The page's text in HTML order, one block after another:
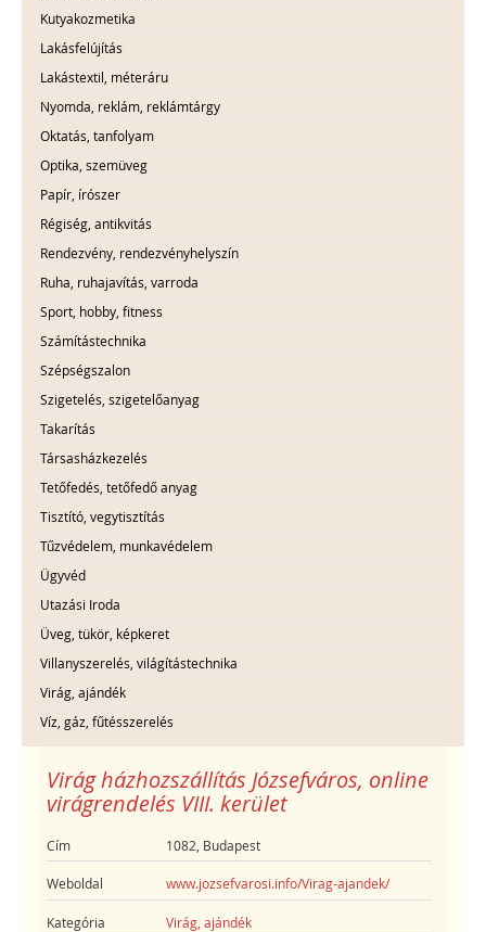
Kutyakozmetika
Lakásfelújítás
Lakástextil, méteráru
Nyomda, reklám, reklámtárgy
Oktatás, tanfolyam
Optika, szemüveg
Papír, írószer
Régiség, antikvitás
Rendezvény, rendezvényhelyszín
Ruha, ruhajavítás, varroda
Sport, hobby, fitness
Számítástechnika
Szépségszalon
Szigetelés, szigetelőanyag
Takarítás
Társasházkezelés
Tetőfedés, tetőfedő anyag
Tisztító, vegytisztítás
Tűzvédelem, munkavédelem
Ügyvéd
Utazási Iroda
Üveg, tükör, képkeret
Villanyszerelés, világítástechnika
Virág, ajándék
Víz, gáz, fűtésszerelés
Virág házhozszállítás Józsefváros, online
virágrendelés VIII. kerület
Cím 1082, Budapest
Weboldal www.jozsefvarosi.info/Virag-ajandek/
Kategória Virág, ajándék